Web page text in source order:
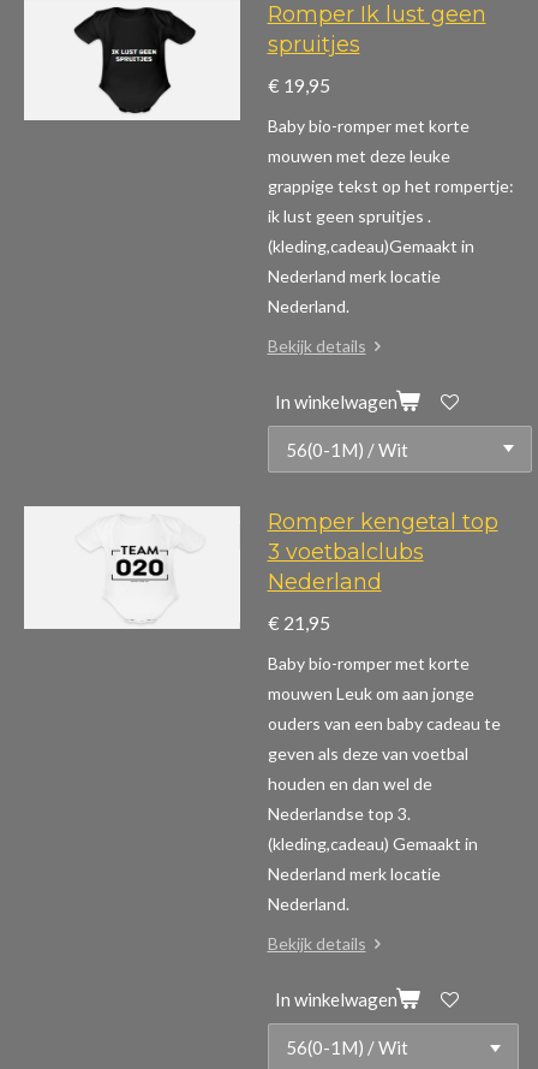
Romper Ik lust geen
spruitjes
€ 19,95
Baby bio-romper met korte
mouwen met deze leuke
grappige tekst op het rompertje:
ik lust geen spruitjes .
(kleding,cadeau)Gemaakt in
Nederland merk locatie
Nederland.
Bekijk details
In winkelwagen
Romper kengetal top
3 voetbalclubs
Nederland
€ 21,95
Baby bio-romper met korte
mouwen Leuk om aan jonge
ouders van een baby cadeau te
geven als deze van voetbal
houden en dan wel de
Nederlandse top 3.
(kleding,cadeau) Gemaakt in
Nederland merk locatie
Nederland.
Bekijk details
In winkelwagen